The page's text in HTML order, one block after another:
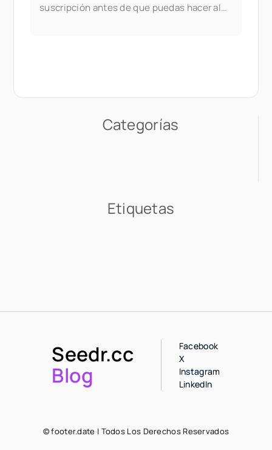
suscripción antes de que puedas hacer algo
Categorías
Etiquetas
Seedr.cc
Blog
Facebook
X
Instagram
LinkedIn
© footer.date | Todos Los Derechos Reservados